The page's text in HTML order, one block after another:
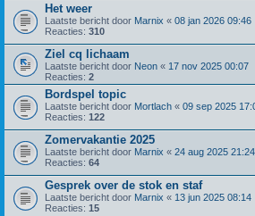
Het weer
Laatste bericht door Marnix « 08 jan 2026 09:46
Reacties: 310
Ziel cq lichaam
Laatste bericht door Neon « 17 nov 2025 00:07
Reacties: 2
Bordspel topic
Laatste bericht door Mortlach « 09 sep 2025
Reacties: 122
Zomervakantie 2025
Laatste bericht door Marnix « 24 aug 2025 21:24
Reacties: 64
Gesprek over de stok en staf
Laatste bericht door Marnix « 13 jun 2025 08:14
Reacties: 15